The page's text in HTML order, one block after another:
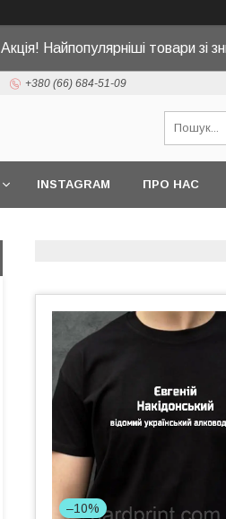
Акція! Найпопулярніші товари зі
+380 (66) 684-51-09
INSTAGRAM ПРО НАС
–10%